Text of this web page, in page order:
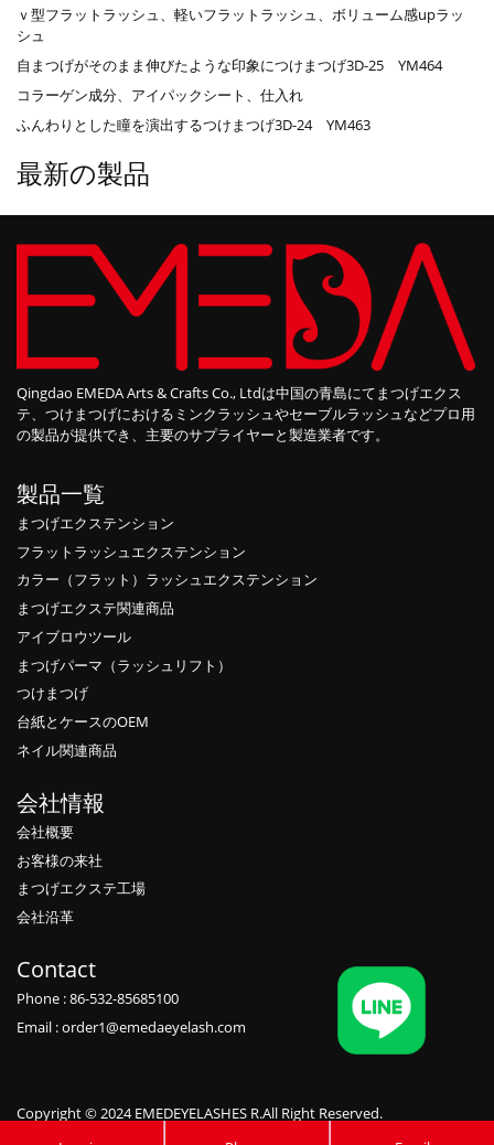
ｖ型フラットラッシュ、軽いフラットラッシュ、ボリューム感upラッ
シュ
自まつげがそのまま伸びたような印象につけまつげ3D-25 YM464
コラーゲン成分、アイパックシート、仕入れ
ふんわりとした瞳を演出するつけまつげ3D-24 YM463
最新の製品
Qingdao EMEDA Arts & Crafts Co., Ltdは中国の青島にてまつげエクス
テ、つけまつげにおけるミンクラッシュやセーブルラッシュなどプロ用
の製品が提供でき、主要のサプライヤーと製造業者です。
製品一覧
まつげエクステンション
フラットラッシュエクステンション
カラー（フラット）ラッシュエクステンション
まつげエクステ関連商品
アイブロウツール
まつげパーマ（ラッシュリフト）
つけまつげ
台紙とケースのOEM
ネイル関連商品
会社情報
会社概要
お客様の来社
まつげエクステ工場
会社沿革
Contact
Phone : 86-532-85685100
Email : order1@emedaeyelash.com
Copyright © 2024 EMEDEYELASHES R.All Right Reserved.